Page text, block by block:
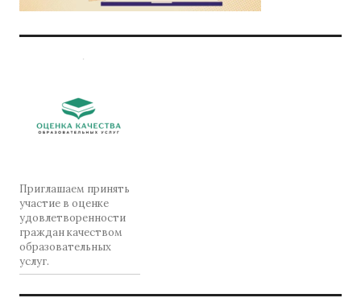
Приглашаем принять
участие в оценке
удовлетворенности
граждан качеством
образовательных
услуг.